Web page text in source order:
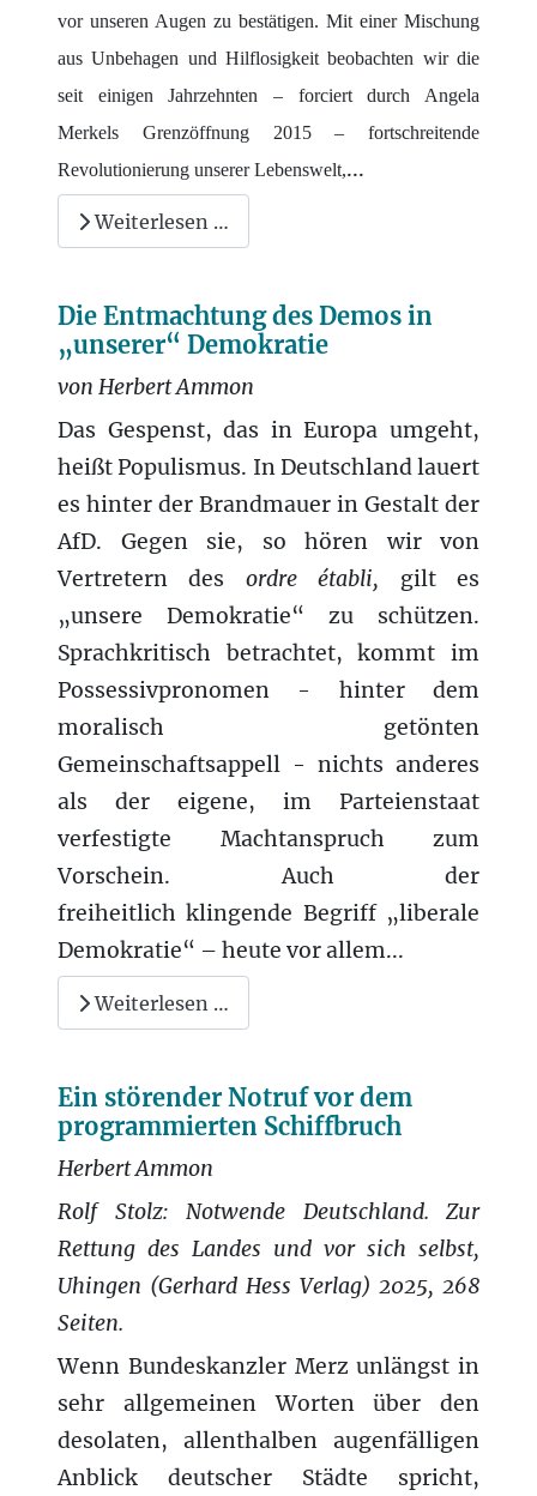
vor unseren Augen zu bestätigen. Mit einer Mischung
aus Unbehagen und Hilflosigkeit beobachten wir die
seit einigen Jahrzehnten – forciert durch Angela
Merkels Grenzöffnung 2015 – fortschreitende
Revolutionierung unserer Lebenswelt,...
Weiterlesen …
Die Entmachtung des Demos in
„unserer“ Demokratie
von Herbert Ammon
Das Gespenst, das in Europa umgeht,
heißt Populismus. In Deutschland lauert
es hinter der Brandmauer in Gestalt der
AfD. Gegen sie, so hören wir von
Vertretern
des ordre établi, gilt es
„unsere Demokratie“ zu schützen.
Sprachkritisch betrachtet, kommt im
Possessivpronomen - hinter dem
moralisch getönten
Gemeinschaftsappell - nichts anderes
als der eigene, im Parteienstaat
verfestigte Machtanspruch zum
Vorschein. Auch der
freiheitlich klingende Begriff „liberale
Demokratie“ – heute vor allem...
Weiterlesen …
Ein störender Notruf vor dem
programmierten Schiffbruch
Herbert Ammon
Rolf Stolz: Notwende Deutschland. Zur
Rettung des Landes und vor sich selbst,
Uhingen (Gerhard Hess Verlag) 2025, 268
Seiten.
Wenn Bundeskanzler Merz unlängst in
sehr allgemeinen Worten über den
desolaten, allenthalben augenfälligen
Anblick deutscher Städte spricht,